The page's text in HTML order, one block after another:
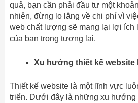
quả, bạn cần phải đầu tư một
nhiên, đừng lo lắng về chi phí vì
web chất lượng sẽ mang lại lợi ích
của bạn trong tương lai.
Xu hướng thiết kế website
Thiết kế website là một lĩnh vực
triển. Dưới đây là những xu hướng